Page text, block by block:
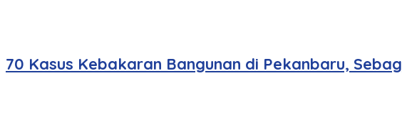
70 Kasus Kebakaran Bangunan di Pekanbaru,